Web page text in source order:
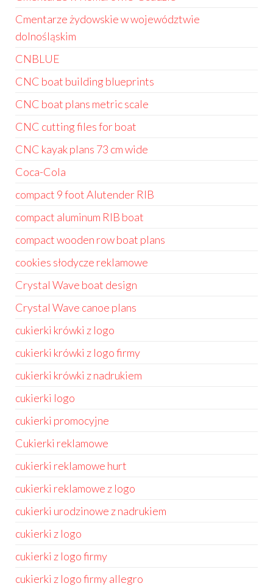
Cmentarze żydowskie w województwie
dolnośląskim
CNBLUE
CNC boat building blueprints
CNC boat plans metric scale
CNC cutting files for boat
CNC kayak plans 73 cm wide
Coca-Cola
compact 9 foot Alutender RIB
compact aluminum RIB boat
compact wooden row boat plans
cookies słodycze reklamowe
Crystal Wave boat design
Crystal Wave canoe plans
cukierki krówki z logo
cukierki krówki z logo firmy
cukierki krówki z nadrukiem
cukierki logo
cukierki promocyjne
Cukierki reklamowe
cukierki reklamowe hurt
cukierki reklamowe z logo
cukierki urodzinowe z nadrukiem
cukierki z logo
cukierki z logo firmy
cukierki z logo firmy allegro